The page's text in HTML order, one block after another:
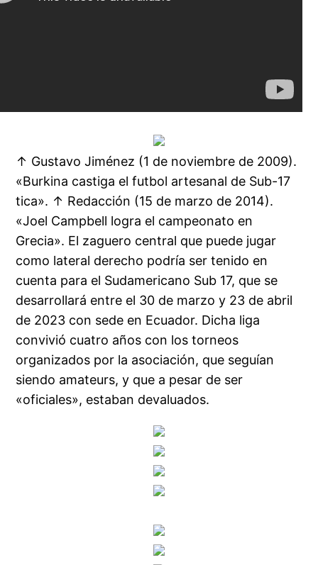
↑ Gustavo Jiménez (1 de noviembre de 2009).
«Burkina castiga el futbol artesanal de Sub-17
tica». ↑ Redacción (15 de marzo de 2014).
«Joel Campbell logra el campeonato en
Grecia». El zaguero central que puede jugar
como lateral derecho podría ser tenido en
cuenta para el Sudamericano Sub 17, que se
desarrollará entre el 30 de marzo y 23 de abril
de 2023 con sede en Ecuador. Dicha liga
convivió cuatro años con los torneos
organizados por la asociación, que seguían
siendo amateurs, y que a pesar de ser
«oficiales», estaban devaluados.